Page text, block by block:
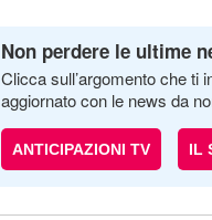
Non perdere le ultime
Clicca sull’argomento che ti
aggiornato con le news da
ANTICIPAZIONI TV IL